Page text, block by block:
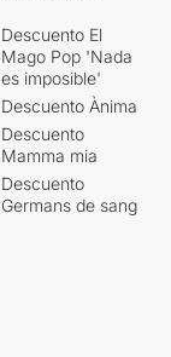
Descuento El
Mago Pop 'Nada
es imposible'
Descuento Ànima
Descuento
Mamma mia
Descuento
Germans de sang